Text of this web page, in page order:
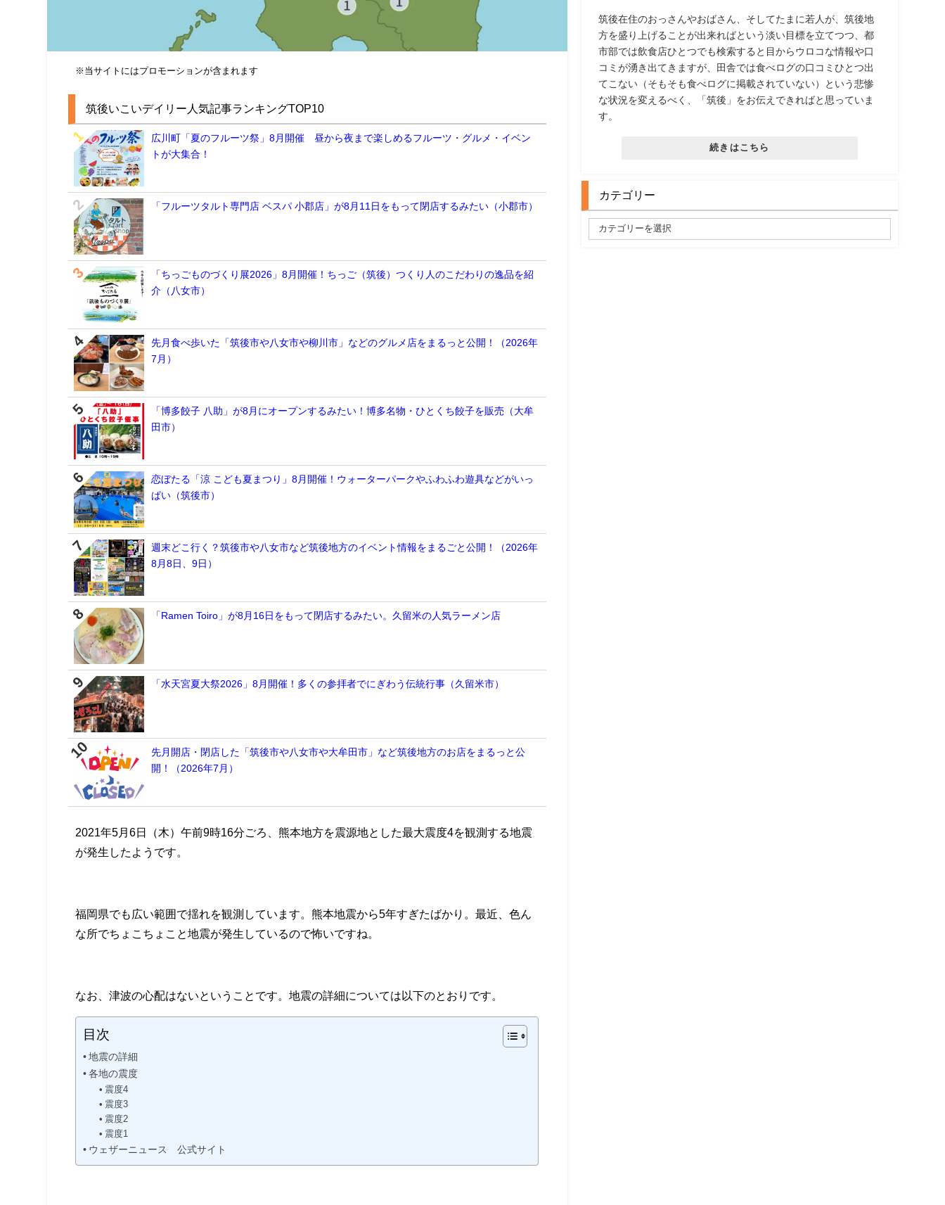
※当サイトにはプロモーションが含まれます
筑後いこいデイリー人気記事ランキングTOP10
広川町「夏のフルーツ祭」8月開催 昼から夜まで楽しめるフルーツ・グルメ・イベン
トが大集合！
「フルーツタルト専門店 ベスパ 小郡店」が8月11日をもって閉店するみたい（小郡市）
「ちっごものづくり展2026」8月開催！ちっご（筑後）つくり人のこだわりの逸品を紹
介（八女市）
先月食べ歩いた「筑後市や八女市や柳川市」などのグルメ店をまるっと公開！（2026年
7月）
「博多餃子 八助」が8月にオープンするみたい！博多名物・ひとくち餃子を販売（大牟
田市）
恋ぼたる「涼 こども夏まつり」8月開催！ウォーターパークやふわふわ遊具などがいっ
ぱい（筑後市）
週末どこ行く？筑後市や八女市など筑後地方のイベント情報をまるごと公開！（2026年
8月8日、9日）
「Ramen Toiro」が8月16日をもって閉店するみたい。久留米の人気ラーメン店
「水天宮夏大祭2026」8月開催！多くの参拝者でにぎわう伝統行事（久留米市）
先月開店・閉店した「筑後市や八女市や大牟田市」など筑後地方のお店をまるっと公
開！（2026年7月）
2021年5月6日（木）午前9時16分ごろ、熊本地方を震源地とした最大震度4を観測する地震
が発生したようです。
福岡県でも広い範囲で揺れを観測しています。熊本地震から5年すぎたばかり。最近、色ん
な所でちょこちょこと地震が発生しているので怖いですね。
なお、津波の心配はないということです。地震の詳細については以下のとおりです。
目次
地震の詳細
各地の震度
震度4
震度3
震度2
震度1
ウェザーニュース 公式サイト
筑後在住のおっさんやおばさん、そしてたまに若人が、筑後地
方を盛り上げることが出来ればという淡い目標を立てつつ、都
市部では飲食店ひとつでも検索すると目からウロコな情報や口
コミが湧き出てきますが、田舎では食べログの口コミひとつ出
てこない（そもそも食べログに掲載されていない）という悲惨
な状況を変えるべく、「筑後」をお伝えできればと思っていま
す。
続きはこちら
カテゴリー